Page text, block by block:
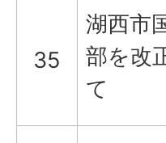
35
湖西市
部を改
て